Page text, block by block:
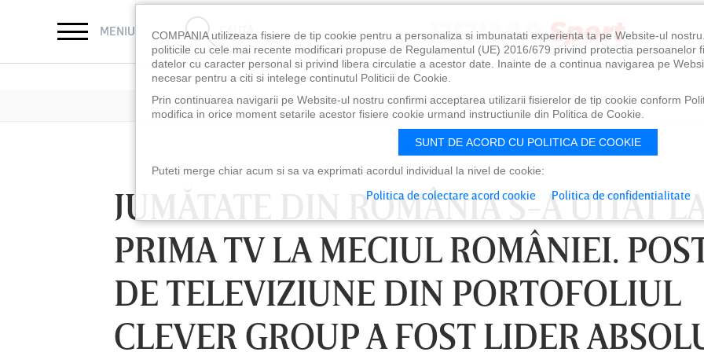
MENIU CAUTĂ
JUMĂTATE DIN ROMÂNIA S-A UITAT LA
PRIMA TV LA MECIUL ROMÂNIEI.
DE TELEVIZIUNE DIN PORTOFOLIUL
CLEVER GROUP A FOST LIDER
LUNI 10 AUG, 18:30 LUNI 10 AUG, 21:30 VINERI 07 AUG, 21:00
COMPANIA utilizeaza fisiere de tip cookie pentru a personaliza si imbunatati experienta ta pe Website-ul
politicile cu cele mai recente modificari propuse de Regulamentul (UE) 2016/679 privind protectia persoanelor
datelor cu caracter personal si privind libera circulatie a acestor date. Inainte de a continua navigarea pe
necesar pentru a citi si intelege continutul Politicii de Cookie.
Prin continuarea navigarii pe Website-ul nostru confirmi acceptarea utilizarii fisierelor de tip cookie conform
modifica in orice moment setarile acestor fisiere cookie urmand instructiunile din Politica de Cookie.
SUNT DE ACORD CU POLITICA DE COOKIE
Puteti merge chiar acum si sa va exprimati acordul individual la nivel de cookie:
Politica de colectare acord cookie Politica de confidentialitate